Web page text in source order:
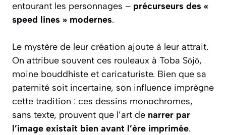
entourant les personnages – précurseurs des «
speed lines » modernes.
Le mystère de leur création ajoute à leur attrait.
On attribue souvent ces rouleaux à Toba Sōjō,
moine bouddhiste et caricaturiste. Bien que sa
paternité soit incertaine, son influence imprègne
cette tradition : ces dessins monochromes,
sans texte, prouvent que l’art de narrer par
l’image existait bien avant l’ère imprimée.